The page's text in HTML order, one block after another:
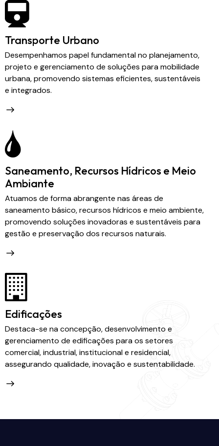
Transporte Urbano
Desempenhamos papel fundamental no planejamento,
projeto e gerenciamento de soluções para mobilidade
urbana, promovendo sistemas eficientes, sustentáveis
e integrados.
Saneamento, Recursos Hídricos e Meio
Ambiante
Atuamos de forma abrangente nas áreas de
saneamento básico, recursos hídricos e meio ambiente,
promovendo soluções inovadoras e sustentáveis para
gestão e preservação dos recursos naturais.
Edificações
Destaca-se na concepção, desenvolvimento e
gerenciamento de edificações para os setores
comercial, industrial, institucional e residencial,
assegurando qualidade, inovação e sustentabilidade.